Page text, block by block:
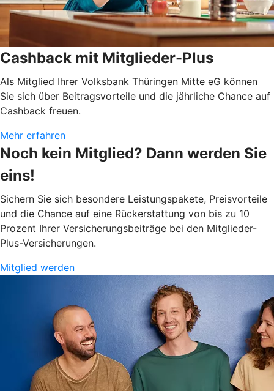
Cashback mit Mitglieder-Plus
Als Mitglied Ihrer Volksbank Thüringen Mitte eG können
Sie sich über Beitragsvorteile und die jährliche Chance auf
Cashback freuen.
Mehr erfahren
Noch kein Mitglied? Dann werden Sie
eins!
Sichern Sie sich besondere Leistungspakete, Preisvorteile
und die Chance auf eine Rückerstattung von bis zu 10
Prozent Ihrer Versicherungsbeiträge bei den Mitglieder-
Plus-Versicherungen.
Mitglied werden